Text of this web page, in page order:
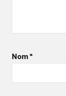
Nom*